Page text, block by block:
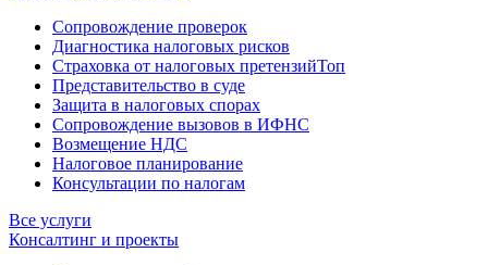
Сопровождение проверок
Диагностика налоговых рисков
Страховка от налоговых претензийТоп
Представительство в суде
Защита в налоговых спорах
Сопровождение вызовов в ИФНС
Возмещение НДС
Налоговое планирование
Консультации по налогам
Все услуги
Консалтинг и проекты